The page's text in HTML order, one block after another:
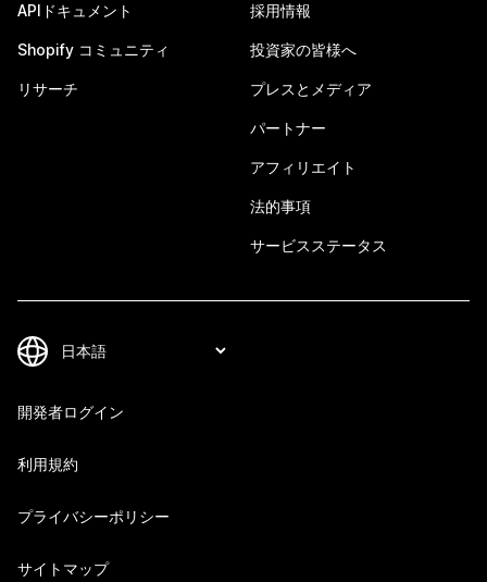
APIドキュメント
Shopify コミュニティ
リサーチ
採用情報
投資家の皆様へ
プレスとメディア
パートナー
アフィリエイト
法的事項
サービスステータス
開発者ログイン
利用規約
プライバシーポリシー
サイトマップ